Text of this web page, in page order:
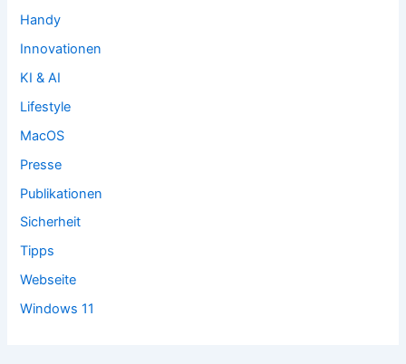
Handy
Innovationen
KI & AI
Lifestyle
MacOS
Presse
Publikationen
Sicherheit
Tipps
Webseite
Windows 11